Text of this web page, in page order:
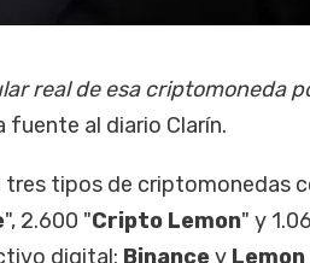
real de esa criptomoneda
fuente al diario Clarín.
tres tipos de criptomonedas
", 2.600 "Cripto Lemon" y
digital: Binance y Lemon